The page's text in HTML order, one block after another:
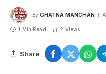
By GHATNA MANCHAN
1 Min Read 2 Views
Share